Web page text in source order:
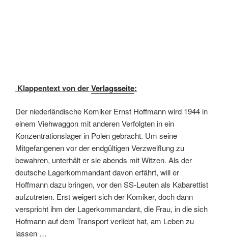
Klappentext von derVerlagsseite:
Der niederländische Komiker Ernst Hoffmann wird 1944 in
einem Viehwaggon mit anderen Verfolgten in ein
Konzentrationslager in Polen gebracht. Um seine
Mitgefangenen vor der endgültigen Verzweiflung zu
bewahren, unterhält er sie abends mit Witzen. Als der
deutsche Lagerkommandant davon erfährt, will er
Hoffmann dazu bringen, vor den SS-Leuten als Kabarettist
aufzutreten. Erst weigert sich der Komiker, doch dann
verspricht ihm der Lagerkommandant, die Frau, in die sich
Hofmann auf dem Transport verliebt hat, am Leben zu
lassen …